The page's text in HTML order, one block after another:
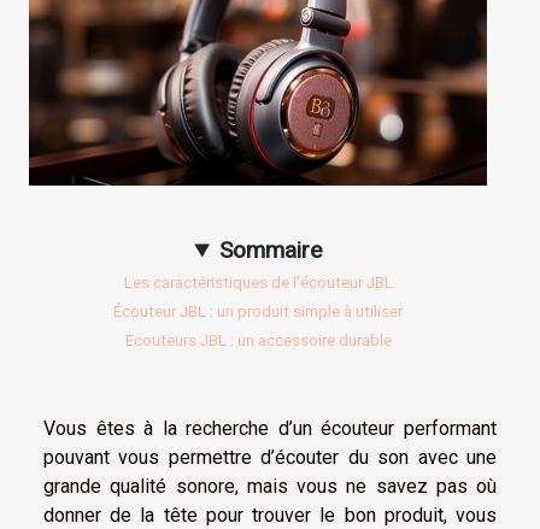
Sommaire
Les caractéristiques de l’écouteur JBL
Écouteur JBL : un produit simple à utiliser
Ecouteurs JBL : un accessoire durable
Vous êtes à la recherche d’un écouteur performant
pouvant vous permettre d’écouter du son avec une
grande qualité sonore, mais vous ne savez pas où
donner de la tête pour trouver le bon produit, vous